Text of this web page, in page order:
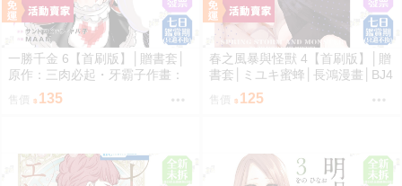
一勝千金 6【首刷版】│贈書套│
原作：三肉必起・牙霸子作畫：
MAAM│長鴻漫畫│BJ4動漫
售價 135
春之風暴與怪獸 4【首刷版】│贈
書套│ミユキ蜜蜂│長鴻漫畫│BJ4
售價 125